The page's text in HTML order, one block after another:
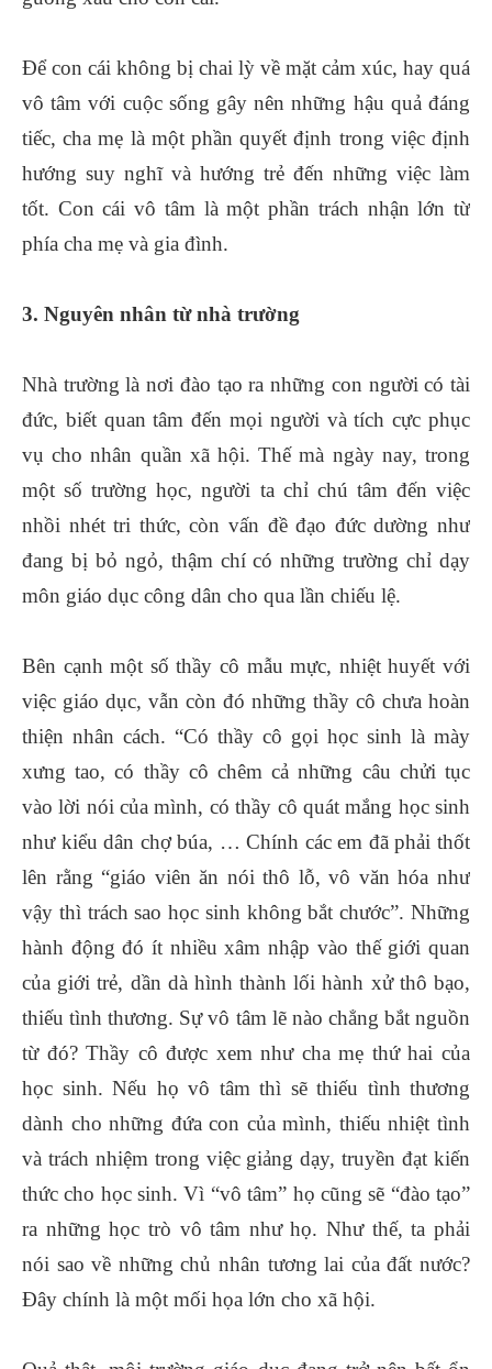
Để con cái không bị chai lỳ về mặt cảm xúc, hay quá
vô tâm với cuộc sống gây nên những hậu quả đáng
tiếc, cha mẹ là một phần quyết định trong việc định
hướng suy nghĩ và hướng trẻ đến những việc làm
tốt. Con cái vô tâm là một phần trách nhận lớn từ
phía cha mẹ và gia đình.
3. Nguyên nhân từ nhà trường
Nhà trường là nơi đào tạo ra những con người có tài
đức, biết quan tâm đến mọi người và tích cực phục
vụ cho nhân quần xã hội. Thế mà ngày nay, trong
một số trường học, người ta chỉ chú tâm đến việc
nhồi nhét tri thức, còn vấn đề đạo đức dường như
đang bị bỏ ngỏ, thậm chí có những trường chỉ dạy
môn giáo dục công dân cho qua lần chiếu lệ.
Bên cạnh một số thầy cô mẫu mực, nhiệt huyết với
việc giáo dục, vẫn còn đó những thầy cô chưa hoàn
thiện nhân cách. “Có thầy cô gọi học sinh là mày
xưng tao, có thầy cô chêm cả những câu chửi tục
vào lời nói của mình, có thầy cô quát mắng học sinh
như kiểu dân chợ búa, … Chính các em đã phải thốt
lên rằng “giáo viên ăn nói thô lỗ, vô văn hóa như
vậy thì trách sao học sinh không bắt chước”. Những
hành động đó ít nhiều xâm nhập vào thế giới quan
của giới trẻ, dần dà hình thành lối hành xử thô bạo,
thiếu tình thương. Sự vô tâm lẽ nào chẳng bắt nguồn
từ đó? Thầy cô được xem như cha mẹ thứ hai của
học sinh. Nếu họ vô tâm thì sẽ thiếu tình thương
dành cho những đứa con của mình, thiếu nhiệt tình
và trách nhiệm trong việc giảng dạy, truyền đạt kiến
thức cho học sinh. Vì “vô tâm” họ cũng sẽ “đào tạo”
ra những học trò vô tâm như họ. Như thế, ta phải
nói sao về những chủ nhân tương lai của đất nước?
Đây chính là một mối họa lớn cho xã hội.